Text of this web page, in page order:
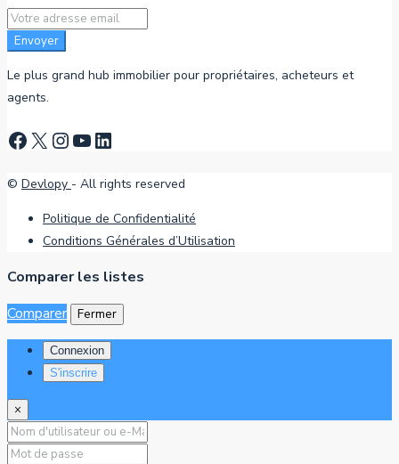
Envoyer
Le plus grand hub immobilier pour propriétaires, acheteurs et
agents.
Facebook
X Instagram
YouTube
LinkedIn
© Devlopy - All rights reserved
Politique de Confidentialité
Conditions Générales d’Utilisation
Comparer les listes
Comparer
Fermer
Connexion
S'inscrire
×